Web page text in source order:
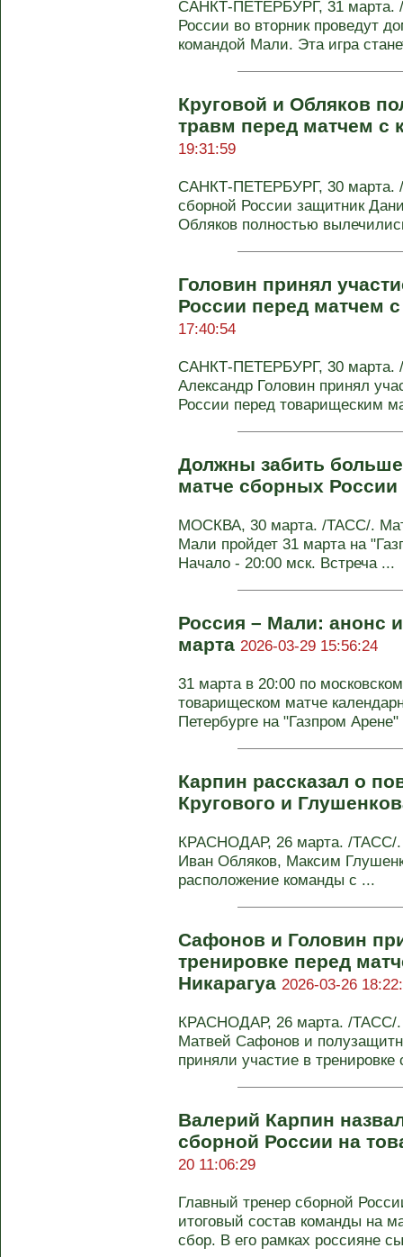
САНКТ-ПЕТЕРБУРГ, 31 марта.
России во вторник проведут
командой Мали. Эта игра
Круговой и Обляков
травм перед матчем
19:31:59
САНКТ-ПЕТЕРБУРГ, 30
сборной России защитник
Обляков полностью
Головин принял
России перед матчем
17:40:54
САНКТ-ПЕТЕРБУРГ, 30 марта.
Александр Головин принял
России перед товарищеским
Должны забить
матче сборных
МОСКВА, 30 марта. /ТАСС/.
Мали пройдет 31 марта на
Начало - 20:00 мск. Встреча ...
Россия – Мали: анонс
марта 2026-03-29 15:56:24
31 марта в 20:00 по
товарищеском матче
Петербурге на "Газпром
Карпин рассказал о
Кругового и
КРАСНОДАР, 26 марта. /ТАСС/.
Иван Обляков, Максим
расположение команды с ...
Сафонов и Головин
тренировке перед
Никарагуа 2026-03-26
КРАСНОДАР, 26 марта. /ТАСС/.
Матвей Сафонов и
приняли участие в тренировке
Валерий Карпин
сборной России на
20 11:06:29
Главный тренер сборной
итоговый состав команды на
сбор. В его рамках россияне